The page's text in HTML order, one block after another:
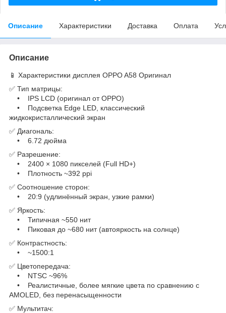
Описание Характеристики Доставка Оплата
Описание
📱 Характеристики дисплея OPPO A58 Оригинал
✅ Тип матрицы:
• IPS LCD (оригинал от OPPO)
• Подсветка Edge LED, классический
жидкокристаллический экран
✅ Диагональ:
• 6.72 дюйма
✅ Разрешение:
• 2400 × 1080 пикселей (Full HD+)
• Плотность ~392 ppi
✅ Соотношение сторон:
• 20:9 (удлинённый экран, узкие рамки)
✅ Яркость:
• Типичная ~550 нит
• Пиковая до ~680 нит (автояркость на солнце)
✅ Контрастность:
• ~1500:1
✅ Цветопередача:
• NTSC ~96%
• Реалистичные, более мягкие цвета по сравнению с
AMOLED, без перенасыщенности
✅ Мультитач: